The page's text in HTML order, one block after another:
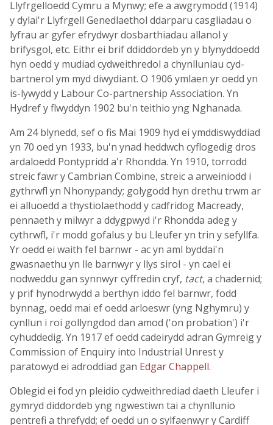
Llyfrgelloedd Cymru a Mynwy; efe a awgrymodd (1914)
y dylai'r Llyfrgell Genedlaethol ddarparu casgliadau o
lyfrau ar gyfer efrydwyr dosbarthiadau allanol y
brifysgol, etc. Eithr ei brif ddiddordeb yn y blynyddoedd
hyn oedd y mudiad cydweithredol a chynlluniau cyd-
bartnerol ym myd diwydiant. O 1906 ymlaen yr oedd yn
is-lywydd y Labour Co-partnership Association. Yn
Hydref y flwyddyn 1902 bu'n teithio yng Nghanada.
Am 24 blynedd, sef o fis Mai 1909 hyd ei ymddiswyddiad
yn 70 oed yn 1933, bu'n ynad heddwch cyflogedig dros
ardaloedd Pontypridd a'r Rhondda. Yn 1910, torrodd
streic fawr y Cambrian Combine, streic a arweiniodd i
gythrwfl yn Nhonypandy; golygodd hyn drethu trwm ar
ei alluoedd a thystiolaethodd y cadfridog Macready,
pennaeth y milwyr a ddygpwyd i'r Rhondda adeg y
cythrwfl, i'r modd gofalus y bu Lleufer yn trin y sefyllfa.
Yr oedd ei waith fel barnwr - ac yn aml byddai'n
gwasnaethu yn lle barnwyr y llys sirol - yn cael ei
nodweddu gan synnwyr cyffredin cryf, tact, a chadernid;
y prif hynodrwydd a berthyn iddo fel barnwr, fodd
bynnag, oedd mai ef oedd arloeswr (yng Nghymru) y
cynllun i roi gollyngdod dan amod ('on probation') i'r
cyhuddedig. Yn 1917 ef oedd cadeirydd adran Gymreig y
Commission of Enquiry into Industrial Unrest y
paratowyd ei adroddiad gan Edgar Chappell.
Oblegid ei fod yn pleidio cydweithrediad daeth Lleufer i
gymryd diddordeb yng ngwestiwn tai a chynllunio
pentrefi a threfydd; ef oedd un o sylfaenwyr y Cardiff